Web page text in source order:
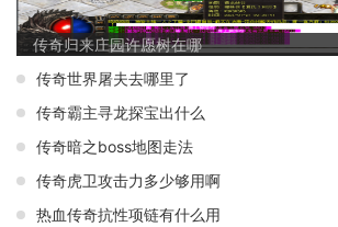
传奇归来庄园许愿树在哪
传奇世界屠夫去哪里了
传奇霸主寻龙探宝出什么
传奇暗之boss地图走法
传奇虎卫攻击力多少够用啊
热血传奇抗性项链有什么用